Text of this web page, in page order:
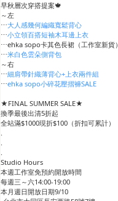
早秋層次穿搭提案🍁
～左
⋯大人感幾何編織寬鬆背心
⋯小立領百搭短袖木耳邊上衣
⋯ehka sopo卡其色長裙（工作室新貨）
⋯米白色雲朵側背包
～右
⋯細肩帶針織薄背心+上衣兩件組
⋯ehka sopo小碎花壓摺褲SALE
★FINAL SUMMER SALE★
換季最後出清5折起
全站滿$1000現折$100（折扣可累計）
.
.
.
Studio Hours
本週工作室免預約開放時間
每週三～六14:00-19:00
本月週日開放日期9/10